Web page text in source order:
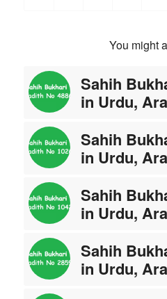
You might
Sahih
in Urdu,
Sahih
in Urdu,
Sahih
in Urdu,
Sahih
in Urdu,